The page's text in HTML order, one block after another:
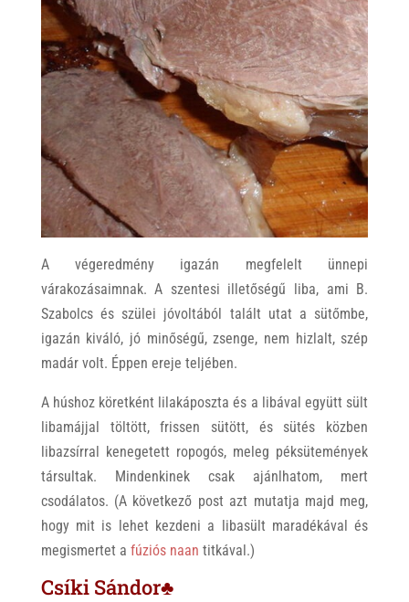
A végeredmény igazán megfelelt ünnepi
várakozásaimnak. A szentesi illetőségű liba, ami B.
Szabolcs és szülei jóvoltából talált utat a sütőmbe,
igazán kiváló, jó minőségű, zsenge, nem hizlalt, szép
madár volt. Éppen ereje teljében.
A húshoz köretként lilakáposzta és a libával együtt sült
libamájjal töltött, frissen sütött, és sütés közben
libazsírral kenegetett ropogós, meleg péksütemények
társultak. Mindenkinek csak ajánlhatom, mert
csodálatos. (A következő post azt mutatja majd meg,
hogy mit is lehet kezdeni a libasült maradékával és
megismertet a fúziós naan titkával.)
Csíki Sándor♣